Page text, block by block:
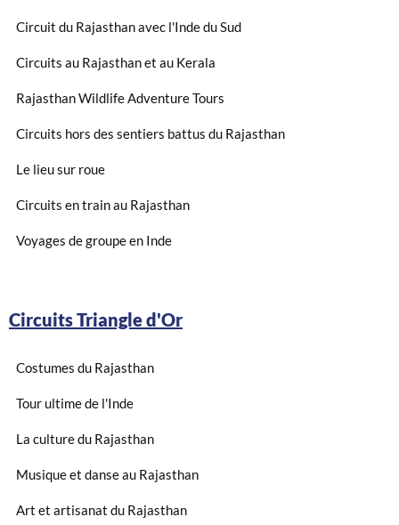
Circuit du Rajasthan avec l'Inde du Sud
Circuits au Rajasthan et au Kerala
Rajasthan Wildlife Adventure Tours
Circuits hors des sentiers battus du Rajasthan
Le lieu sur roue
Circuits en train au Rajasthan
Voyages de groupe en Inde
Circuits Triangle d'Or
Costumes du Rajasthan
Tour ultime de l'Inde
La culture du Rajasthan
Musique et danse au Rajasthan
Art et artisanat du Rajasthan